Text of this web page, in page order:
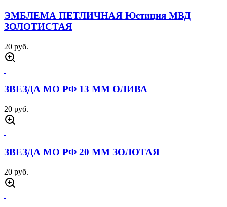
ЭМБЛЕМА ПЕТЛИЧНАЯ Юстиция МВД
ЗОЛОТИСТАЯ
20 руб.
ЗВЕЗДА МО РФ 13 ММ ОЛИВА
20 руб.
ЗВЕЗДА МО РФ 20 ММ ЗОЛОТАЯ
20 руб.